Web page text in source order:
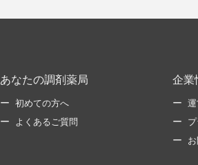
あなたの調剤薬局
初めての方へ
よくあるご質問
企業
運